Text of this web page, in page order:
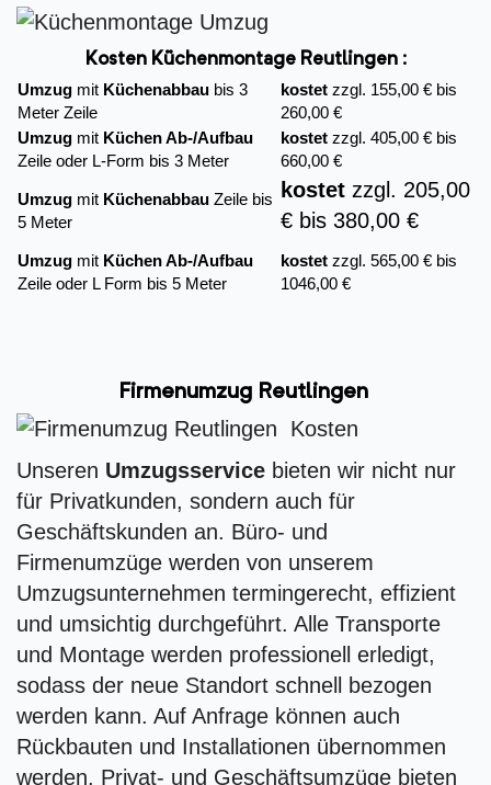
Kosten Küchenmontage Reutlingen :
Umzug mit Küchenabbau bis 3
Meter Zeile
kostet zzgl. 155,00 € bis
260,00 €
Umzug mit Küchen Ab-/Aufbau
Zeile oder L-Form bis 3 Meter
kostet zzgl. 405,00 € bis
660,00 €
Umzug mit Küchenabbau Zeile bis
5 Meter
kostet zzgl. 205,00
€ bis 380,00 €
Umzug mit Küchen Ab-/Aufbau
Zeile oder L Form bis 5 Meter
kostet zzgl. 565,00 € bis
1046,00 €
Firmenumzug Reutlingen
Unseren Umzugsservice bieten wir nicht nur
für Privatkunden, sondern auch für
Geschäftskunden an. Büro- und
Firmenumzüge werden von unserem
Umzugsunternehmen termingerecht, effizient
und umsichtig durchgeführt. Alle Transporte
und Montage werden professionell erledigt,
sodass der neue Standort schnell bezogen
werden kann. Auf Anfrage können auch
Rückbauten und Installationen übernommen
werden. Privat- und Geschäftsumzüge bieten